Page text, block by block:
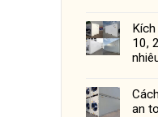
10,
an